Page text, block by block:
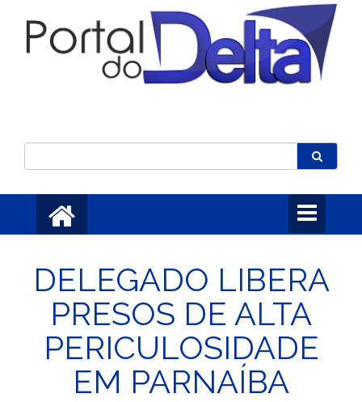
Toggle
navigation
DELEGADO LIBERA
PRESOS DE ALTA
PERICULOSIDADE
EM PARNAÍBA